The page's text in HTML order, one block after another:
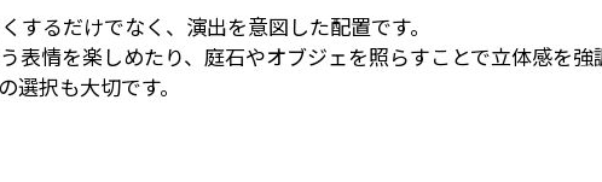
るだけでなく、演出を意図した配置です。
情を楽しめたり、庭石やオブジェを照らすことで立体感を強
択も大切です。